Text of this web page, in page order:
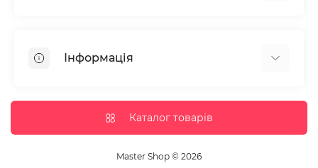
Парафінотерапія
Вії та брови
Дезінфекція та стерилізація
Пензлики і набори для макіяжу
Інформація
Доставка та оплата
Корисні статті
Каталог товарів
Master Shop © 2026